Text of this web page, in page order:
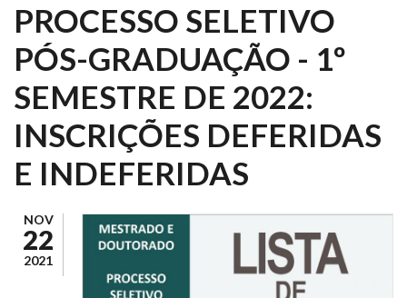
PROCESSO SELETIVO
PÓS-GRADUAÇÃO - 1º
SEMESTRE DE 2022:
INSCRIÇÕES DEFERIDAS
E INDEFERIDAS
NOV
22
2021